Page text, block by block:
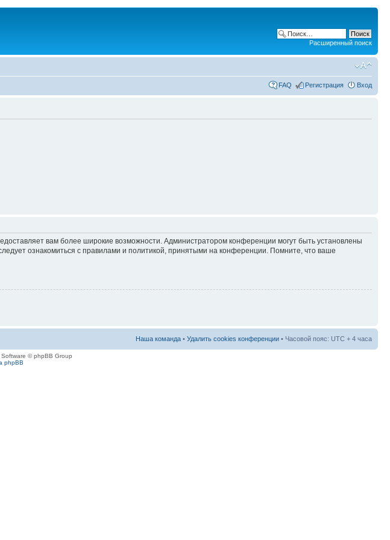
Расширенный поиск
FAQ Регистрация Вход
вам более широкие возможности. Администратором конференции могут быть установлены
ознакомиться с правилами и политикой, принятыми на конференции. Помните, что ваше
Наша команда • Удалить cookies конференции • Часовой пояс: UTC + 4 часа
© phpBB Group
phpBB